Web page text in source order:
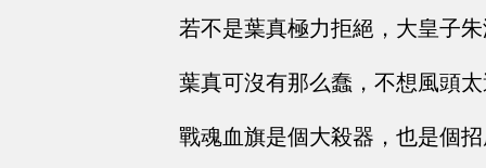
若不是葉真極力拒絕，大皇子
葉真可沒有那么蠢，不想風頭
戰魂血旗是個大殺器，也是個